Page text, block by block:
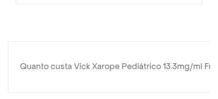
Quanto custa Vick Xarope Pediátrico 13.3mg/ml